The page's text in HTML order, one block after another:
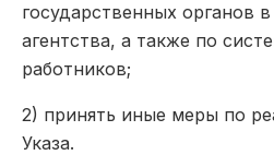
государственных органов
агентства, а также по
работников;
2) принять иные меры по
Указа.